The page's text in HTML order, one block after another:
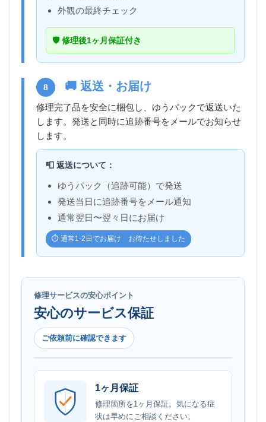
外観の最終チェック
🛡️ 修理後1ヶ月保証付き
8 🚚 返送・お届け
修理完了品を安全に梱包し、ゆうパックで返送いた
します。発送と同時に追跡番号をメールでお知らせ
します。
📮 返送について：
ゆうパック（追跡可能）で発送
発送当日に追跡番号をメール通知
通常翌日〜翌々日にお届け
⏱️ 通常1-2日でお届け お待たせしました
修理サービスの安心ポイント
安心のサービス保証
ご依頼前に確認できます
1ヶ月保証
修理箇所を1ヶ月保証。気になる症
状は早めにご相談ください。